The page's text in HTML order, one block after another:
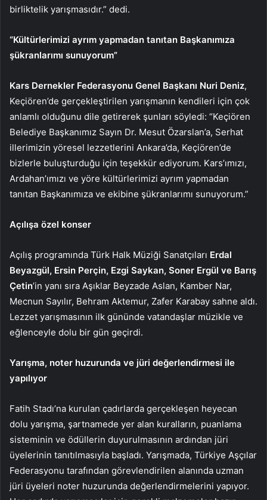
birliktelik yarışmasıdır.” dedi.
“Kültürlerimizi ayrım yapmadan tanıtan Başkanımıza
şükranlarımı sunuyorum”
Kars Dernekler Federasyonu Genel Başkanı Nuri Deniz,
Keçiören’de gerçekleştirilen yarışmanın kendileri için çok
anlamlı olduğunu dile getirerek şunları söyledi: “Keçiören
Belediye Başkanımız Sayın Dr. Mesut Özarslan’a, Serhat
illerimizin yöresel lezzetlerini Ankara’da, Keçiören’de
bizlerle buluşturduğu için teşekkür ediyorum. Kars’ımızı,
Ardahan’ımızı ve yöre kültürlerimizi ayrım yapmadan
tanıtan Başkanımıza ve ekibine şükranlarımı sunuyorum.”
Açılışa özel konser
Açılış programında Türk Halk Müziği Sanatçıları Erdal
Beyazgül, Ersin Perçin, Ezgi Saykan, Soner Ergül ve Barış
Çetin’in yanı sıra Aşıklar Beyzade Aslan, Kamber Nar,
Mecnun Sayılır, Behram Aktemur, Zafer Karabay sahne aldı.
Lezzet yarışmasının ilk gününde vatandaşlar müzikle ve
eğlenceyle dolu bir gün geçirdi.
Yarışma, noter huzurunda ve jüri değerlendirmesi ile
yapılıyor
Fatih Stadı’na kurulan çadırlarda gerçekleşen heyecan
dolu yarışma, şartnamede yer alan kuralların, puanlama
sisteminin ve ödüllerin duyurulmasının ardından jüri
üyelerinin tanıtılmasıyla başladı. Yarışmada, Türkiye Aşçılar
Federasyonu tarafından görevlendirilen alanında uzman
jüri üyeleri noter huzurunda değerlendirmelerini yapıyor.